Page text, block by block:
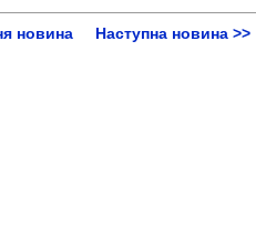
новина Наступна новина >>